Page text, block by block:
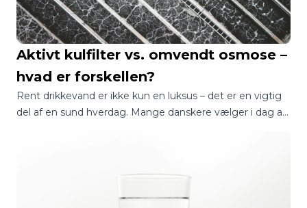
Aktivt kulfilter vs. omvendt osmose –
hvad er forskellen?
Rent drikkevand er ikke kun en luksus – det er en vigtig
del af en sund hverdag. Mange danskere vælger i dag at
omvendt osmose. Selvom begge renser vandet,
fungerer de på meget forskellige måder. Her får du en